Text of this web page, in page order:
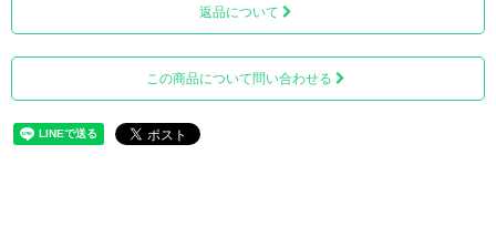
返品について
この商品について問い合わせる